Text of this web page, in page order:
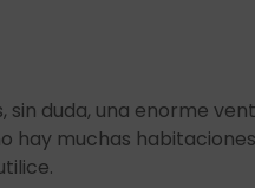
duda, una enorme
hay muchas